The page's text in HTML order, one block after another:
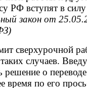
РФ вступят в
закон от
сверхурочной
случаев.
о переводе
время по его